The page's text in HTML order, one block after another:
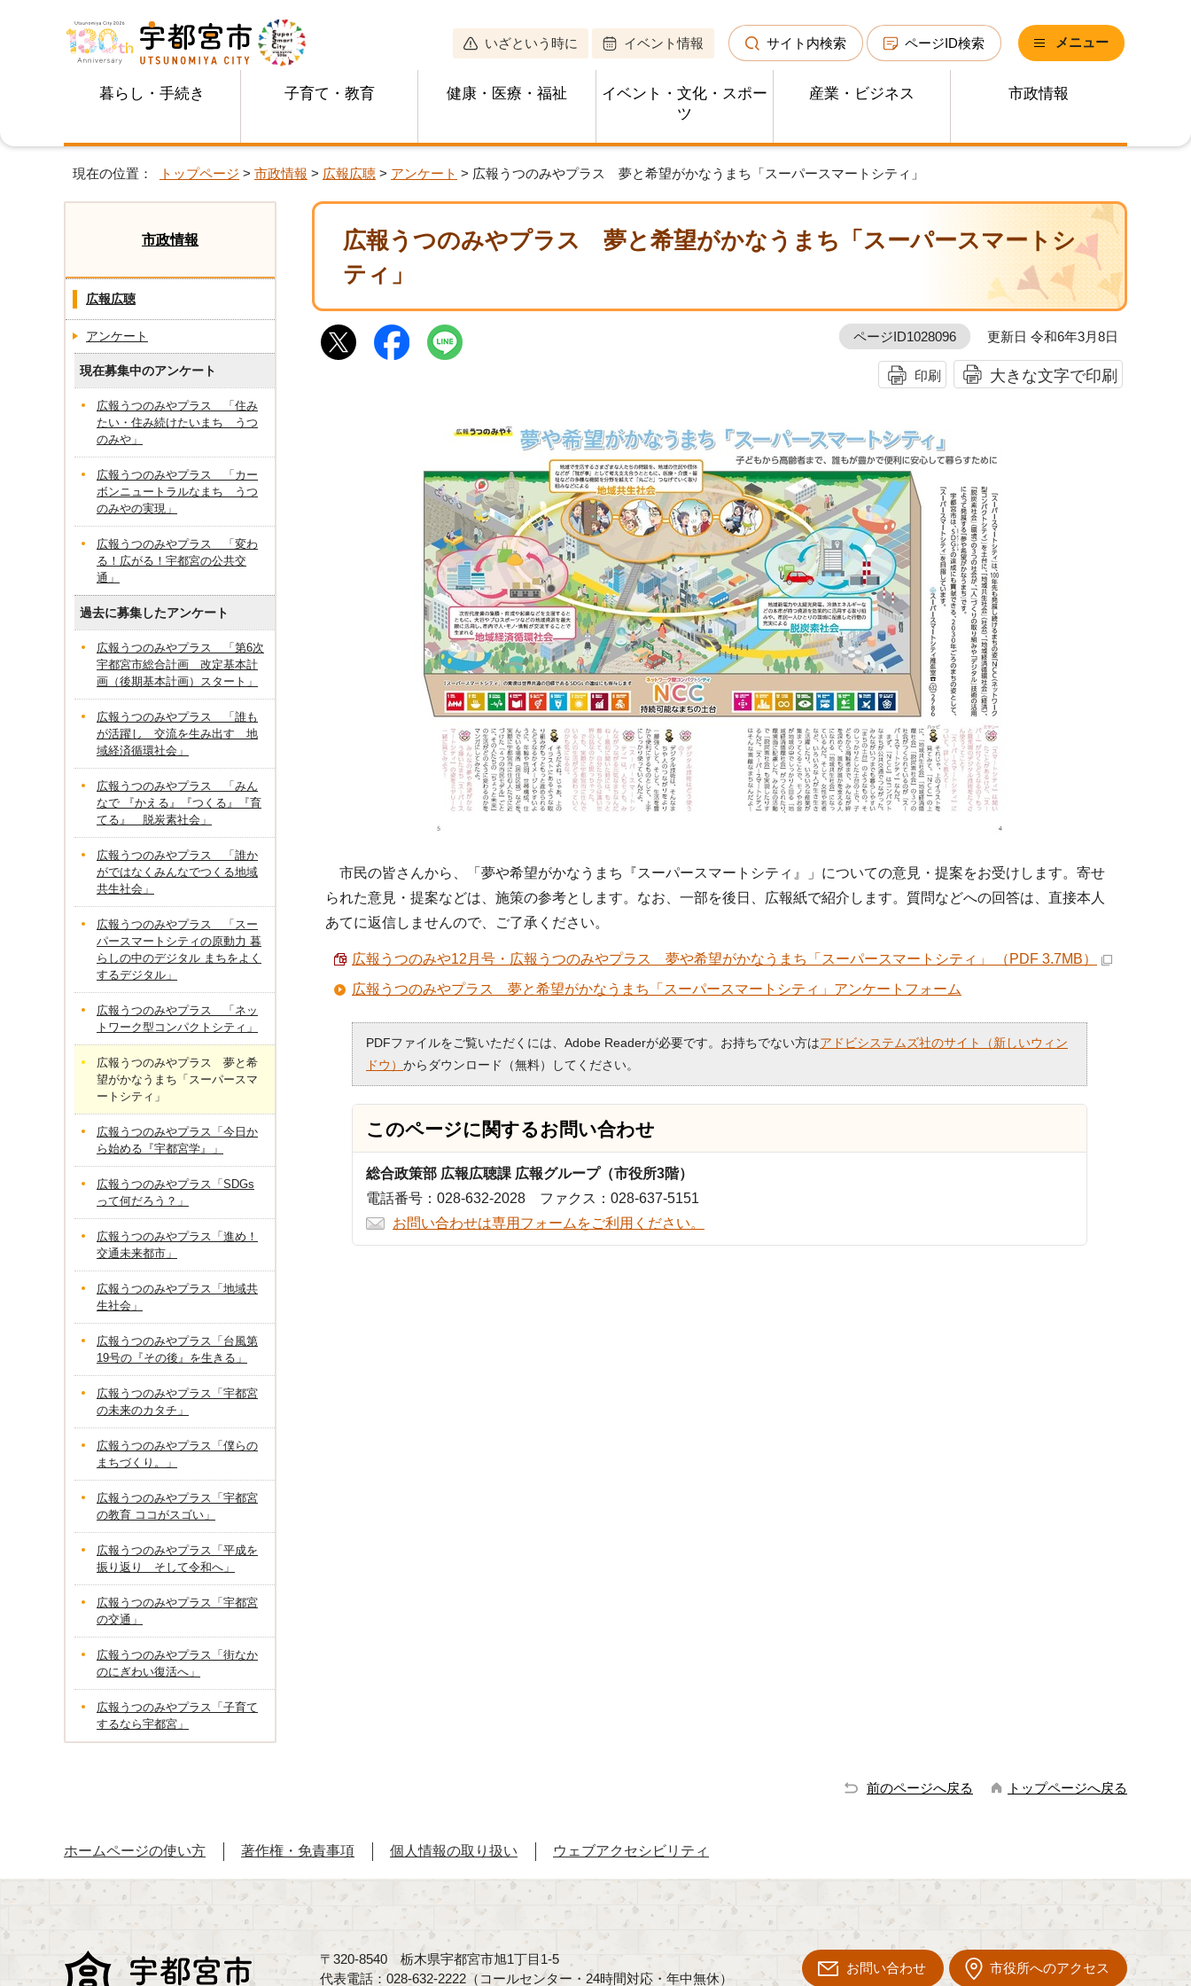
いざという時に イベント情報 サイト内検索 ページID検索 メニュー
暮らし・手続き 子育て・教育 健康・医療・福祉
イベント・文化・スポー
ツ
産業・ビジネス 市政情報
現在の位置： トップページ > 市政情報 > 広報広聴 > アンケート > 広報うつのみやプラス 夢と希望がかなうまち「スーパースマートシティ」
広報うつのみやプラス 夢と希望がかなうまち「スーパースマートシ
ティ」
ページID1028096 更新日 令和6年3月8日
印刷 大きな文字で印刷
市民の皆さんから、「夢や希望がかなうまち『スーパースマートシティ』」についての意見・提案をお受けします。寄せ
られた意見・提案などは、施策の参考とします。なお、一部を後日、広報紙で紹介します。質問などへの回答は、直接本人
あてに返信しませんので、ご了承ください。
広報うつのみや12月号・広報うつのみやプラス 夢や希望がかなうまち「スーパースマートシティ」 （PDF 3.7MB）
広報うつのみやプラス 夢と希望がかなうまち「スーパースマートシティ」アンケートフォーム
PDFファイルをご覧いただくには、Adobe Readerが必要です。お持ちでない方はアドビシステムズ社のサイト（新しいウィン
ドウ） からダウンロード（無料）してください。
このページに関するお問い合わせ
総合政策部 広報広聴課 広報グループ（市役所3階）
電話番号：028-632-2028 ファクス：028-637-5151
お問い合わせは専用フォームをご利用ください。
市政情報
広報広聴
アンケート
現在募集中のアンケート
広報うつのみやプラス 「住み
たい・住み続けたいまち うつ
のみや」
広報うつのみやプラス 「カー
ボンニュートラルなまち うつ
のみやの実現」
広報うつのみやプラス 「変わ
る！広がる！宇都宮の公共交
通」
過去に募集したアンケート
広報うつのみやプラス 「第6次
宇都宮市総合計画 改定基本計
画（後期基本計画）スタート」
広報うつのみやプラス 「誰も
が活躍し 交流を生み出す 地
域経済循環社会」
広報うつのみやプラス 「みん
なで 『かえる』『つくる』『育
てる』 脱炭素社会」
広報うつのみやプラス 「誰か
がではなくみんなでつくる地域
共生社会」
広報うつのみやプラス 「スー
パースマートシティの原動力 暮
らしの中のデジタル まちをよく
するデジタル」
広報うつのみやプラス 「ネッ
トワーク型コンパクトシティ」
広報うつのみやプラス 夢と希
望がかなうまち「スーパースマ
ートシティ」
広報うつのみやプラス「今日か
ら始める『宇都宮学』」
広報うつのみやプラス「SDGs
って何だろう？」
広報うつのみやプラス「進め！
交通未来都市」
広報うつのみやプラス「地域共
生社会」
広報うつのみやプラス「台風第
19号の『その後』を生きる」
広報うつのみやプラス「宇都宮
の未来のカタチ」
広報うつのみやプラス「僕らの
まちづくり。」
広報うつのみやプラス「宇都宮
の教育 ココがスゴい」
広報うつのみやプラス「平成を
振り返り そして令和へ」
広報うつのみやプラス「宇都宮
の交通」
広報うつのみやプラス「街なか
のにぎわい復活へ」
広報うつのみやプラス「子育て
するなら宇都宮」
前のページへ戻る トップページへ戻る
ホームページの使い方 著作権・免責事項 個人情報の取り扱い ウェブアクセシビリティ
〒320-8540 栃木県宇都宮市旭1丁目1-5
代表電話：028-632-2222（コールセンター・24時間対応・年中無休）
お問い合わせ 市役所へのアクセス